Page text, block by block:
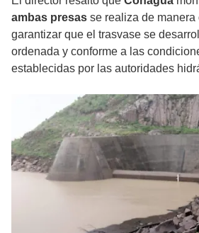
ambas presas se realiza de manera
garantizar que el trasvase se
ordenada y conforme a las
establecidas por las autoridades